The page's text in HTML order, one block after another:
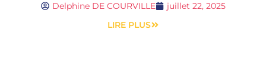
Delphine DE COURVILLE
juillet 22, 2025
LIRE PLUS